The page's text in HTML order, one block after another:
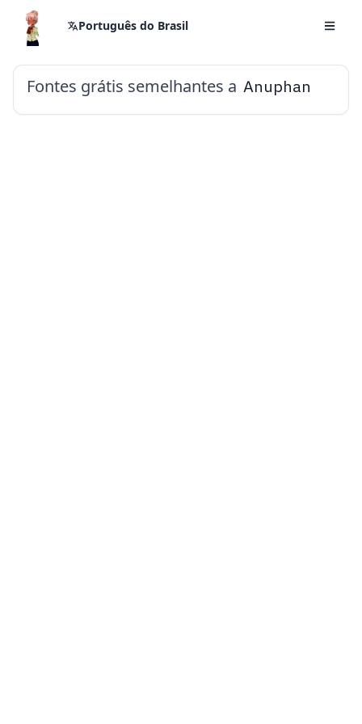
Português do Brasil
Fontes grátis semelhantes a Anuphan